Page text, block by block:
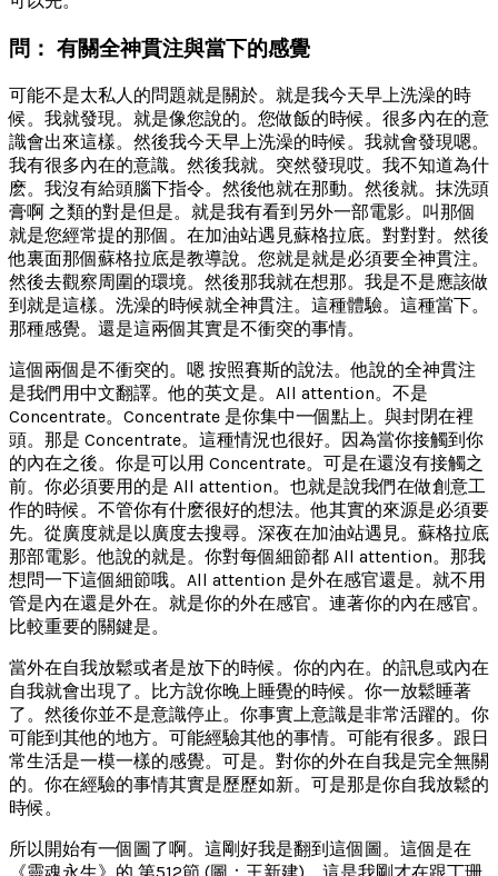
問： 有關全神貫注與當下的感覺
可能不是太私人的問題就是關於。就是我今天早上洗澡的時
候。我就發現。就是像您說的。您做飯的時候。很多內在的意
識會出來這樣。然後我今天早上洗澡的時候。我就會發現嗯。
我有很多內在的意識。然後我就。突然發現哎。我不知道為什
麽。我沒有給頭腦下指令。然後他就在那動。然後就。抹洗頭
膏啊 之類的對是但是。就是我有看到另外一部電影。叫那個
就是您經常提的那個。在加油站遇見蘇格拉底。對對對。然後
他裏面那個蘇格拉底是教導說。您就是就是必須要全神貫注。
然後去觀察周圍的環境。然後那我就在想那。我是不是應該做
到就是這樣。洗澡的時候就全神貫注。這種體驗。這種當下。
那種感覺。還是這兩個其實是不衝突的事情。
這個兩個是不衝突的。嗯 按照賽斯的說法。他說的全神貫注
是我們用中文翻譯。他的英文是。All attention。不是
Concentrate。Concentrate 是你集中一個點上。與封閉在裡
頭。那是 Concentrate。這種情況也很好。因為當你接觸到你
的內在之後。你是可以用 Concentrate。可是在還沒有接觸之
前。你必須要用的是 All attention。也就是說我們在做創意工
作的時候。不管你有什麽很好的想法。他其實的來源是必須要
先。從廣度就是以廣度去搜尋。深夜在加油站遇見。蘇格拉底
那部電影。他說的就是。你對每個細節都 All attention。那我
想問一下這個細節哦。All attention 是外在感官還是。就不用
管是內在還是外在。就是你的外在感官。連著你的內在感官。
比較重要的關鍵是。
當外在自我放鬆或者是放下的時候。你的內在。的訊息或內在
自我就會出現了。比方說你晚上睡覺的時候。你一放鬆睡著
了。然後你並不是意識停止。你事實上意識是非常活躍的。你
可能到其他的地方。可能經驗其他的事情。可能有很多。跟日
常生活是一模一樣的感覺。可是。對你的外在自我是完全無關
的。你在經驗的事情其實是歷歷如新。可是那是你自我放鬆的
時候。
所以開始有一個圖了啊。這剛好我是翻到這個圖。這個是在
《靈魂永生》的 第512節 (圖：王新建)。這是我剛才在跟丁珊